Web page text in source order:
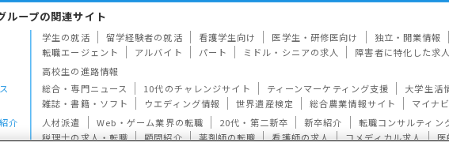
ループの関連サイト
学生の就活 留学経験者の就活 看護学生向け 医学生・研修医向け
独立・開業情報
転職エージェント
アルバイト パート ミドル・シニアの求人
障害者に特化した求
高校生の進路情報
総合・専門ニュース 10代のチャレンジサイト ティーンマーケティング支援
大学生活
雑誌・書籍・ソフト
ウエディング情報 世界遺産検定 総合農業情報サイト
マイナ
介
人材派遣 Web・ゲーム業界の転職 20代・第二新卒 新卒紹介
転職コンサルティン
税理士の求人・転職
顧問紹介 薬剤師の転職 看護師の求人 コメディカル求人 医